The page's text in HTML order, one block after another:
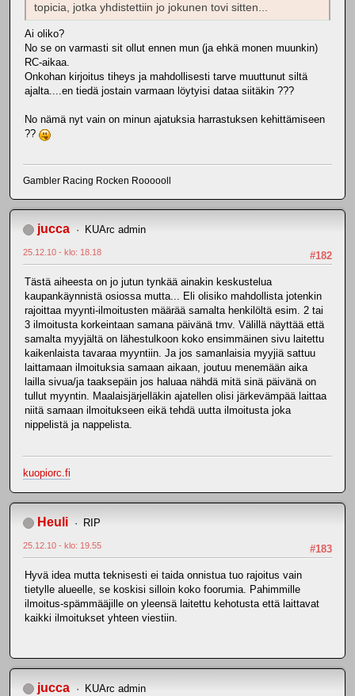
topicia, jotka yhdistettiin jo jokunen tovi sitten...
Ai oliko?
No se on varmasti sit ollut ennen mun (ja ehkä monen muunkin)
RC-aikaa.
Onkohan kirjoitus tiheys ja mahdollisesti tarve muuttunut siltä
ajalta....en tiedä jostain varmaan löytyisi dataa siitäkin ???
No nämä nyt vain on minun ajatuksia harrastuksen kehittämiseen
??
Gambler Racing Rocken Roooooll
jucca KUArc admin
#182
25.12.10 - klo: 18.18
Tästä aiheesta on jo jutun tynkää ainakin keskustelua
kaupankäynnistä osiossa mutta... Eli olisiko mahdollista jotenkin
rajoittaa myynti-ilmoitusten määrää samalta henkilöltä esim. 2 tai
3 ilmoitusta korkeintaan samana päivänä tmv. Välillä näyttää että
samalta myyjältä on lähestulkoon koko ensimmäinen sivu laitettu
kaikenlaista tavaraa myyntiin. Ja jos samanlaisia myyjiä sattuu
laittamaan ilmoituksia samaan aikaan, joutuu menemään aika
lailla sivua/ja taaksepäin jos haluaa nähdä mitä sinä päivänä on
tullut myyntin. Maalaisjärjelläkin ajatellen olisi järkevämpää laittaa
niitä samaan ilmoitukseen eikä tehdä uutta ilmoitusta joka
nippelistä ja nappelista.
kuopiorc.fi
Heuli RIP
#183
25.12.10 - klo: 19.55
Hyvä idea mutta teknisesti ei taida onnistua tuo rajoitus vain
tietylle alueelle, se koskisi silloin koko foorumia. Pahimmille
ilmoitus-spämmääjille on yleensä laitettu kehotusta että laittavat
kaikki ilmoitukset yhteen viestiin.
jucca KUArc admin